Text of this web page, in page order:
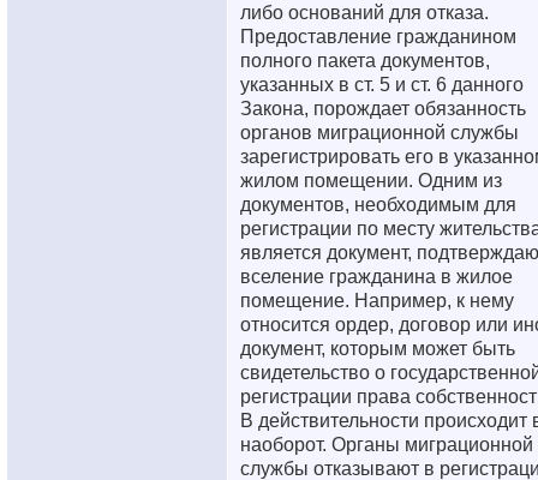
либо оснований для отказа.
Предоставление гражданином
полного пакета документов,
указанных в ст. 5 и ст. 6 данного
Закона, порождает обязанность
органов миграционной службы
зарегистрировать его в
жилом помещении. Одним из
документов, необходимым для
регистрации по месту
является документ,
вселение гражданина в жилое
помещение. Например, к нему
относится ордер, договор или
документ, которым может быть
свидетельство о
регистрации права
В действительности происходит
наоборот. Органы миграционной
службы отказывают в